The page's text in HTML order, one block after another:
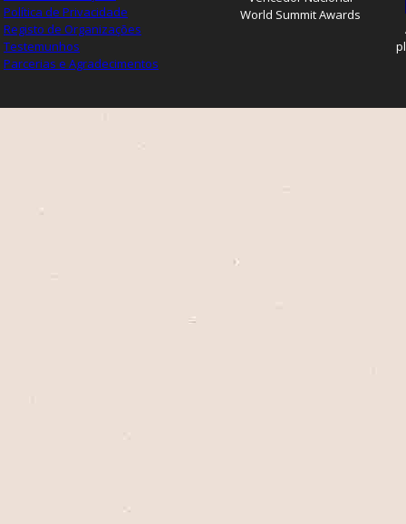
Política de Privacidade
Registo de Organizações
Testemunhos
Parcerias e Agradecimentos
World Summit Awards